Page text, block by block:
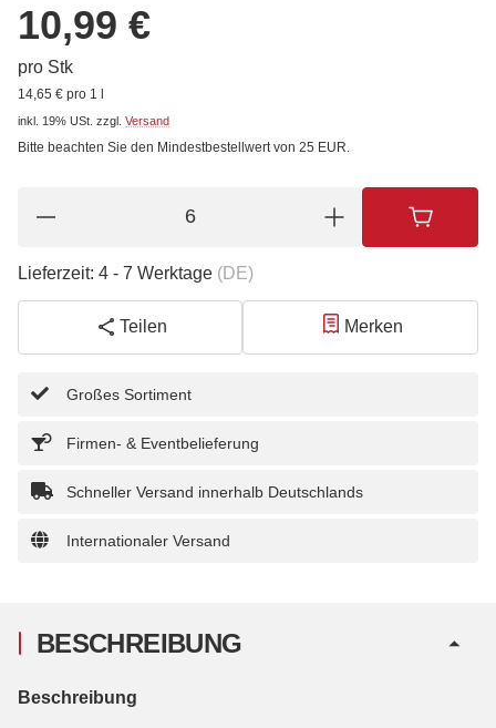
10,99 €
pro Stk
14,65 € pro 1 l
inkl. 19% USt. zzgl. Versand
Bitte beachten Sie den Mindestbestellwert von 25 EUR.
Lieferzeit: 4 - 7 Werktage (DE)
Teilen Merken
Großes Sortiment
Firmen- & Eventbelieferung
Schneller Versand innerhalb Deutschlands
Internationaler Versand
BESCHREIBUNG
Beschreibung